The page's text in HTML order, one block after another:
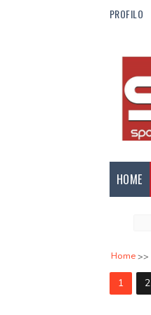
PROFILO
HOME
Home
1 2